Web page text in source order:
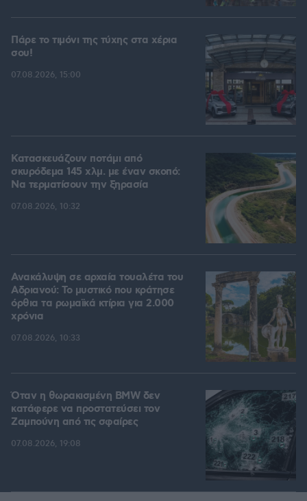
Πάρε το τιμόνι της τύχης στα χέρια
σου!
07.08.2026, 15:00
Κατασκευάζουν ποτάμι από
σκυρόδεμα 145 χλμ. με έναν σκοπό:
Να τερματίσουν την ξηρασία
07.08.2026, 10:32
Ανακάλυψη σε αρχαία τουαλέτα του
Αδριανού: Το μυστικό που κράτησε
όρθια τα ρωμαϊκά κτίρια για 2.000
χρόνια
07.08.2026, 10:33
Όταν η θωρακισμένη BMW δεν
κατάφερε να προστατεύσει τον
Ζαμπούνη από τις σφαίρες
07.08.2026, 19:08